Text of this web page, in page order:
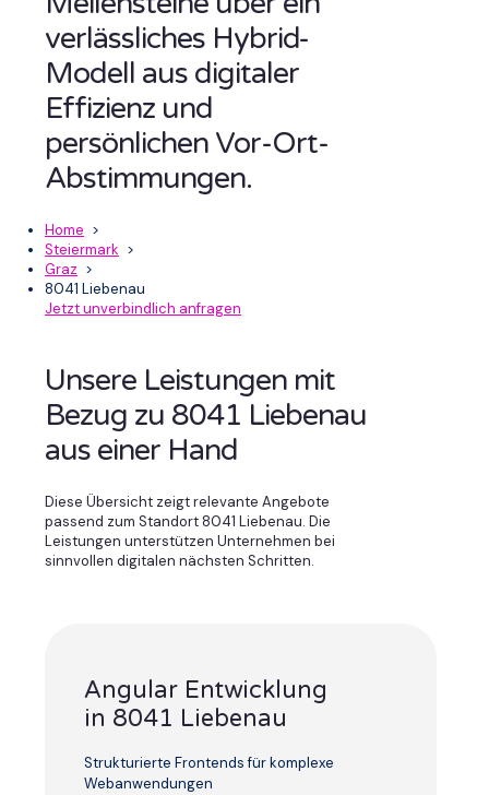
verlässliches Hybrid-
Modell aus digitaler
Effizienz und
persönlichen Vor-Ort-
Abstimmungen.
Home >
Steiermark >
Graz >
8041 Liebenau
Jetzt unverbindlich anfragen
Unsere Leistungen mit
Bezug zu 8041 Liebenau
aus einer Hand
Diese Übersicht zeigt relevante Angebote
passend zum Standort 8041 Liebenau. Die
Leistungen unterstützen Unternehmen bei
sinnvollen digitalen nächsten Schritten.
Angular Entwicklung
in 8041 Liebenau
Strukturierte Frontends für komplexe
Webanwendungen